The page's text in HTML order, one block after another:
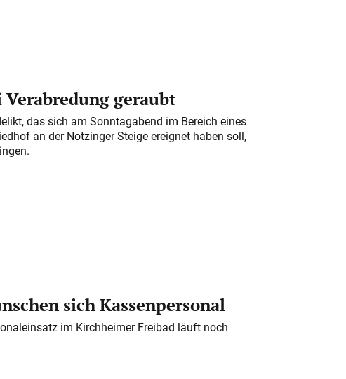
Verabredung geraubt
das sich am Sonntagabend im Bereich eines
an der Notzinger Steige ereignet haben soll,
sich Kassenpersonal
im Kirchheimer Freibad läuft noch